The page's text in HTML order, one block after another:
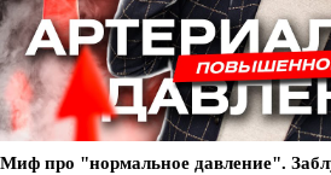
Миф про "нормальное давление".